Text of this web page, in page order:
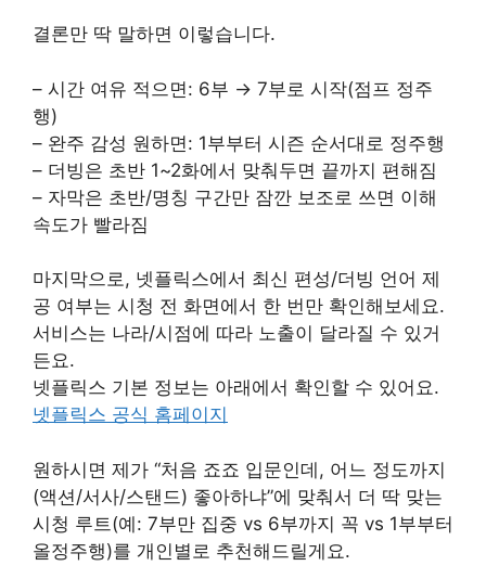
결론만 딱 말하면 이렇습니다.
– 시간 여유 적으면: 6부 → 7부로 시작(점프 정주
행)
– 완주 감성 원하면: 1부부터 시즌 순서대로 정주행
– 더빙은 초반 1~2화에서 맞춰두면 끝까지 편해짐
– 자막은 초반/명칭 구간만 잠깐 보조로 쓰면 이해
속도가 빨라짐
마지막으로, 넷플릭스에서 최신 편성/더빙 언어 제
공 여부는 시청 전 화면에서 한 번만 확인해보세요.
서비스는 나라/시점에 따라 노출이 달라질 수 있거
든요.
넷플릭스 기본 정보는 아래에서 확인할 수 있어요.
넷플릭스 공식 홈페이지
원하시면 제가 “처음 죠죠 입문인데, 어느 정도까지
(액션/서사/스탠드) 좋아하냐”에 맞춰서 더 딱 맞는
시청 루트(예: 7부만 집중 vs 6부까지 꼭 vs 1부부터
올정주행)를 개인별로 추천해드릴게요.